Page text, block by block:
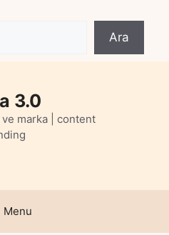
Ara
3.0
marka | content
Menu